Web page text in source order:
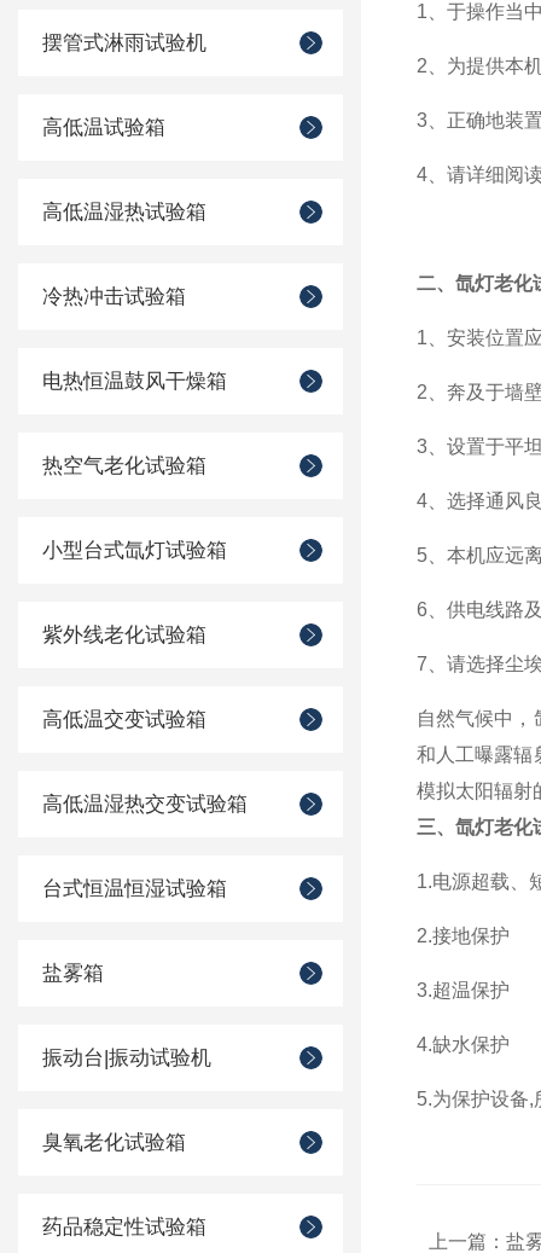
摆管式淋雨试验机
高低温试验箱
高低温湿热试验箱
冷热冲击试验箱
电热恒温鼓风干燥箱
热空气老化试验箱
小型台式氙灯试验箱
紫外线老化试验箱
高低温交变试验箱
高低温湿热交变试验箱
台式恒温恒湿试验箱
盐雾箱
振动台|振动试验机
臭氧老化试验箱
药品稳定性试验箱
1、于操作当
2、为提供
3、正确地装
4、请详细阅
二、氙灯老化
1、安装位置
2、奔及于墙
3、设置于平
4、选择通风
5、本机应远
6、供电线路
7、请选择尘
自然气候中
和人工曝露辐
模拟太阳辐射
三、氙灯老化
1.电源超载、
2.接地保护
3.超温保护
4.缺水保护
5.为保护设备
上一篇： 盐